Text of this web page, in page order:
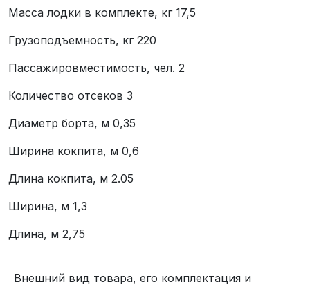
Масса лодки в комплекте, кг 17,5
Грузоподъемность, кг 220
Пассажировместимость, чел. 2
Количество отсеков 3
Диаметр борта, м 0,35
Ширина кокпита, м 0,6
Длина кокпита, м 2.05
Ширина, м 1,3
Длина, м 2,75
Внешний вид товара, его комплектация и